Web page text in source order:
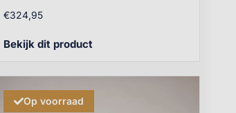
€324,95
Bekijk dit product
Op voorraad